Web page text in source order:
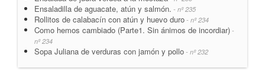
Ensaladilla de aguacate, atún y salmón. - nº 235
Rollitos de calabacín con atún y huevo duro - nº 234
Como hemos cambiado (Parte1. Sin ánimos de incordiar) -
nº 234
Sopa Juliana de verduras con jamón y pollo - nº 232